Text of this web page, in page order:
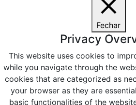
Fechar
Privacy
This website uses cookies to
while you navigate through the
cookies that are categorized as
your browser as they are
basic functionalities of the